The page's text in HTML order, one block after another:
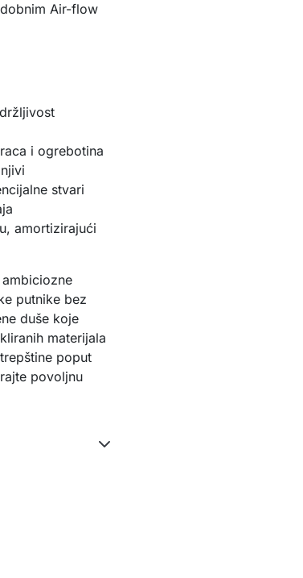
Air-flow
i ogrebotina
stvari
amortizirajući
putnike bez
duše koje
materijala
poput
povoljnu